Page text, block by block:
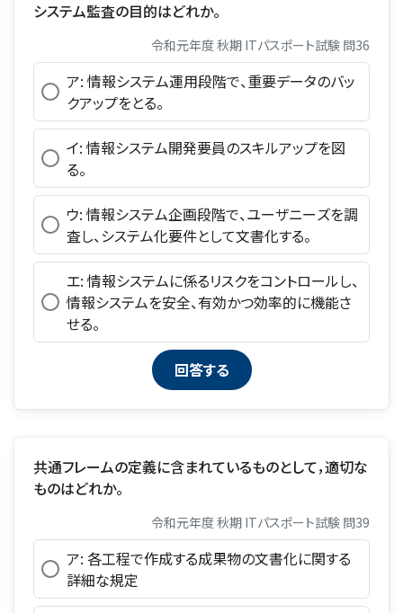
システム監査の目的はどれか。
令和元年度 秋期 ITパスポート試験 問36
ア: 情報システム運用段階で、重要データのバッ
クアップをとる。
イ: 情報システム開発要員のスキルアップを図
る。
ウ: 情報システム企画段階で、ユーザニーズを調
査し、システム化要件として文書化する。
エ: 情報システムに係るリスクをコントロールし、
情報システムを安全、有効かつ効率的に機能さ
せる。
共通フレームの定義に含まれているものとして，適切な
ものはどれか。
令和元年度 秋期 ITパスポート試験 問39
ア: 各工程で作成する成果物の文書化に関する
詳細な規定